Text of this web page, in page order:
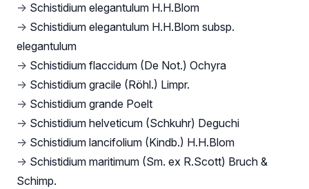
→ Schistidium elegantulum H.H.Blom
→ Schistidium elegantulum H.H.Blom subsp.
elegantulum
→ Schistidium flaccidum (De Not.) Ochyra
→ Schistidium gracile (Röhl.) Limpr.
→ Schistidium grande Poelt
→ Schistidium helveticum (Schkuhr) Deguchi
→ Schistidium lancifolium (Kindb.) H.H.Blom
→ Schistidium maritimum (Sm. ex R.Scott) Bruch &
Schimp.